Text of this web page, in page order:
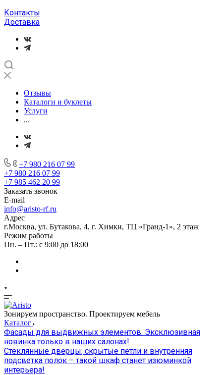
Контакты
Доставка
Отзывы
Каталоги и буклеты
Услуги
...
+7 980 216 07 99
+7 980 216 07 99
+7 985 462 20 99
Заказать звонок
E-mail
info@aristo-rf.ru
Адрес
г.Москва, ул. Бутакова, 4, г. Химки, ТЦ «Гранд-1», 2 этаж
Режим работы
Пн. – Пт.: с 9:00 до 18:00
Зонируем пространство. Проектируем мебель
Каталог
Фасады для выдвижных элементов. Эксклюзивная
новинка только в наших салонах!
Стеклянные дверцы, скрытые петли и внутренняя
подсветка полок – такой шкаф станет изюминкой
интерьера!